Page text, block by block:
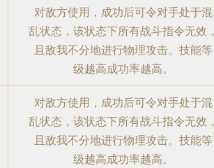
对敌方使用，成功后可令对手处于混
乱状态，该状态下所有战斗指令无效，
且敌我不分地进行物理攻击。技能等
级越高成功率越高。
对敌方使用，成功后可令对手处于混
乱状态，该状态下所有战斗指令无效，
且敌我不分地进行物理攻击。技能等
级越高成功率越高。